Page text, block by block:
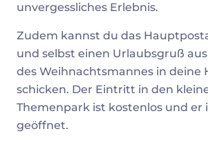
unvergessliches Erlebnis.
Zudem kannst du das
und selbst einen Urlaubsgruß
des Weihnachtsmannes in deine
schicken. Der Eintritt in den
Themenpark ist kostenlos und er
geöffnet.